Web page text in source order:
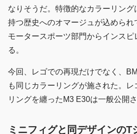
なりそうだ。特徴的なカラーリング
持つ歴史へのオマージュが込められ
モータースポーツ部門からインスピ
る。
今回、レゴでの再現だけでなく、
も同じカラーリングが施された。
リングを纏ったM3 E30は一般公開
ミニフィグと同デザインのT